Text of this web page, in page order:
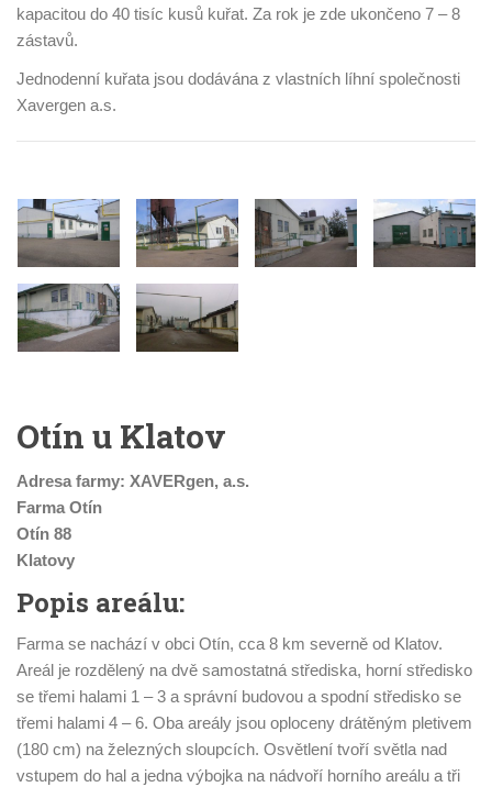
kapacitou do 40 tisíc kusů kuřat. Za rok je zde ukončeno 7 – 8
zástavů.
Jednodenní kuřata jsou dodávána z vlastních líhní společnosti
Xavergen a.s.
Otín u Klatov
Adresa farmy: XAVERgen, a.s.
Farma Otín
Otín 88
Klatovy
Popis areálu:
Farma se nachází v obci Otín, cca 8 km severně od Klatov.
Areál je rozdělený na dvě samostatná střediska, horní středisko
se třemi halami 1 – 3 a správní budovou a spodní středisko se
třemi halami 4 – 6. Oba areály jsou oploceny drátěným pletivem
(180 cm) na železných sloupcích. Osvětlení tvoří světla nad
vstupem do hal a jedna výbojka na nádvoří horního areálu a tři